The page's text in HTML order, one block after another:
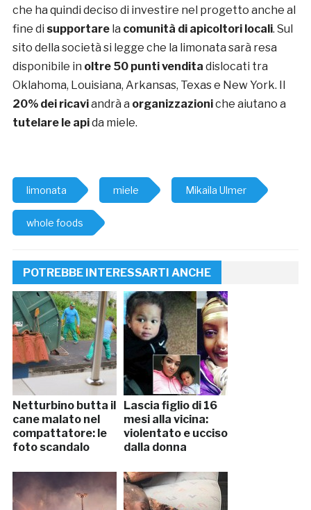
che ha quindi deciso di investire nel progetto anche al
fine di supportarela comunità di apicoltori locali. Sul
sito della società si legge che la limonata sarà resa
disponibile in oltre 50 punti vendita dislocati tra
Oklahoma, Louisiana, Arkansas, Texas e New York. Il
20% dei ricaviandrà a organizzazioniche aiutano a
tutelare le apida miele.
limonata miele Mikaila Ulmer
whole foods
POTREBBE INTERESSARTI ANCHE
Netturbino butta il
cane malato nel
compattatore: le
foto scandalo
Lascia figlio di 16
mesi alla vicina:
violentato e ucciso
dalla donna